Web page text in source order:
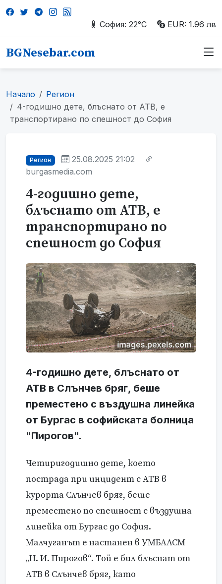
София: 22°C EUR: 1.96 лв
BGNesebar.com
Начало
Регион
4-годишно дете, блъснато от АТВ, е
транспортирано по спешност до София
Регион
25.08.2025 21:02
burgasmedia.com
4-годишно дете,
блъснато от АТВ, е
транспортирано по
спешност до София
4-годишно дете, блъснато от
АТВ в Слънчев бряг, беше
преместено с въздушна линейка
от Бургас в софийската болница
"Пирогов".
Четиригодишно дете, което
пострада при инцидент с АТВ в
курорта Слънчев бряг, беше
преместено по спешност с въздушна
линейка от Бургас до София.
Малчуганът е настанен в УМБАЛСМ
„Н. И. Пирогов“. Той е бил блъснат от
АТВ в Слънчев бряг, като